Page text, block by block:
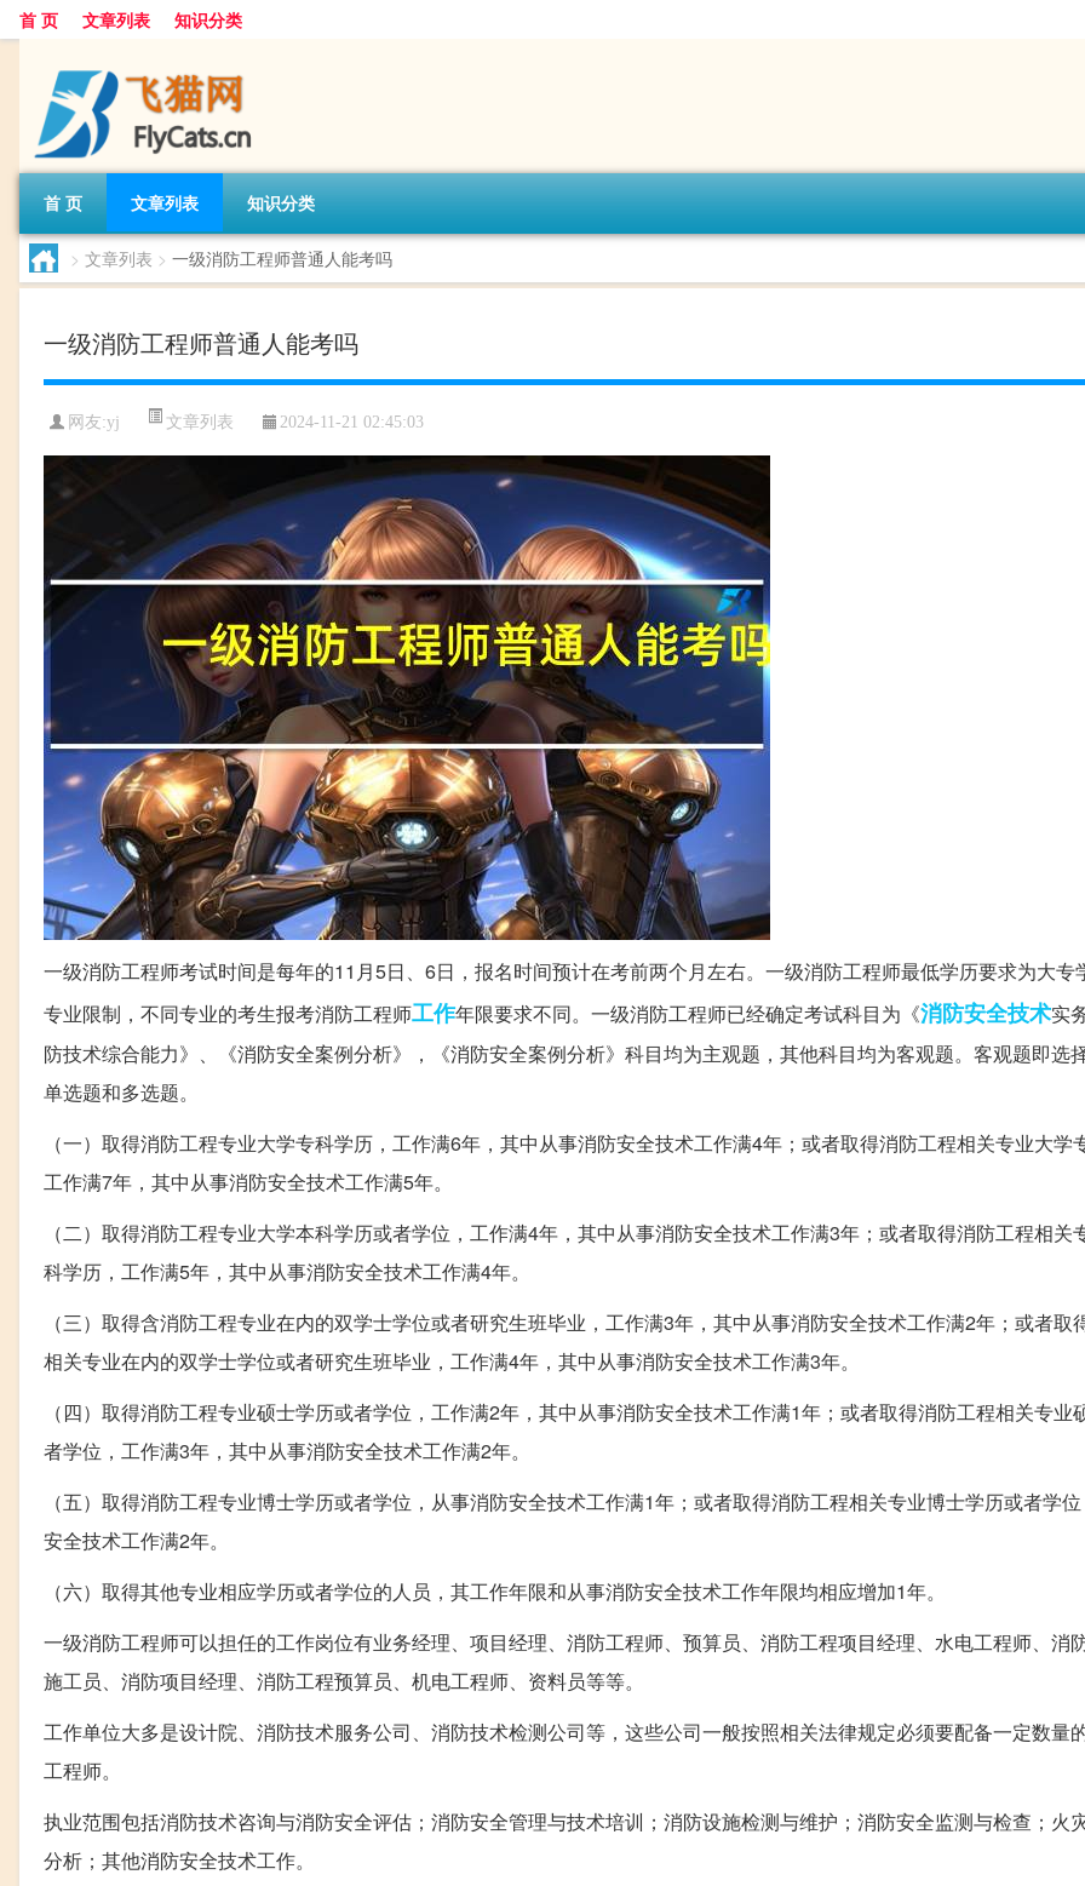
首 页 文章列表 知识分类
首 页 文章列表 知识分类
> 文章列表 > 一级消防工程师普通人能考吗
一级消防工程师普通人能考吗
网友:yj 文章列表 2024-11-21 02:45:03
一级消防工程师考试时间是每年的11月5日、6日，报名时间预计在考前两个月左右。一级消防工程师最低学历要求为大专
专业限制，不同专业的考生报考消防工程师工作年限要求不同。一级消防工程师已经确定考试科目为《消防安全技术实
防技术综合能力》、《消防安全案例分析》，《消防安全案例分析》科目均为主观题，其他科目均为客观题。客观题即选
单选题和多选题。
（一）取得消防工程专业大学专科学历，工作满6年，其中从事消防安全技术工作满4年；或者取得消防工程相关专业大学
工作满7年，其中从事消防安全技术工作满5年。
（二）取得消防工程专业大学本科学历或者学位，工作满4年，其中从事消防安全技术工作满3年；或者取得消防工程相关
科学历，工作满5年，其中从事消防安全技术工作满4年。
（三）取得含消防工程专业在内的双学士学位或者研究生班毕业，工作满3年，其中从事消防安全技术工作满2年；或者取
相关专业在内的双学士学位或者研究生班毕业，工作满4年，其中从事消防安全技术工作满3年。
（四）取得消防工程专业硕士学历或者学位，工作满2年，其中从事消防安全技术工作满1年；或者取得消防工程相关专业
者学位，工作满3年，其中从事消防安全技术工作满2年。
（五）取得消防工程专业博士学历或者学位，从事消防安全技术工作满1年；或者取得消防工程相关专业博士学历或者学
安全技术工作满2年。
（六）取得其他专业相应学历或者学位的人员，其工作年限和从事消防安全技术工作年限均相应增加1年。
一级消防工程师可以担任的工作岗位有业务经理、项目经理、消防工程师、预算员、消防工程项目经理、水电工程师、消
施工员、消防项目经理、消防工程预算员、机电工程师、资料员等等。
工作单位大多是设计院、消防技术服务公司、消防技术检测公司等，这些公司一般按照相关法律规定必须要配备一定数量
工程师。
执业范围包括消防技术咨询与消防安全评估；消防安全管理与技术培训；消防设施检测与维护；消防安全监测与检查；火
分析；其他消防安全技术工作。